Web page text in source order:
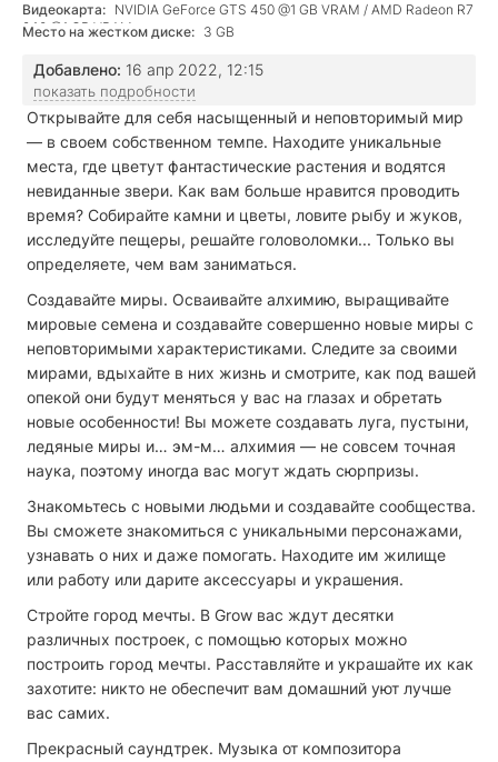
Видеокарта: NVIDIA GeForce GTS 450 @1 GB VRAM / AMD Radeon R7
240 @1 GB VRAM
Место на жестком диске: 3 GB
Добавлено: 16 апр 2022, 12:15
показать подробности
Открывайте для себя насыщенный и неповторимый мир
— в своем собственном темпе. Находите уникальные
места, где цветут фантастические растения и водятся
невиданные звери. Как вам больше нравится проводить
время? Собирайте камни и цветы, ловите рыбу и жуков,
исследуйте пещеры, решайте головоломки... Только вы
определяете, чем вам заниматься.
Создавайте миры. Осваивайте алхимию, выращивайте
мировые семена и создавайте совершенно новые миры с
неповторимыми характеристиками. Следите за своими
мирами, вдыхайте в них жизнь и смотрите, как под вашей
опекой они будут меняться у вас на глазах и обретать
новые особенности! Вы можете создавать луга, пустыни,
ледяные миры и… эм-м… алхимия — не совсем точная
наука, поэтому иногда вас могут ждать сюрпризы.
Знакомьтесь с новыми людьми и создавайте сообщества.
Вы сможете знакомиться с уникальными персонажами,
узнавать о них и даже помогать. Находите им жилище
или работу или дарите аксессуары и украшения.
Стройте город мечты. В Grow вас ждут десятки
различных построек, с помощью которых можно
построить город мечты. Расставляйте и украшайте их как
захотите: никто не обеспечит вам домашний уют лучше
вас самих.
Прекрасный саундтрек. Музыка от композитора